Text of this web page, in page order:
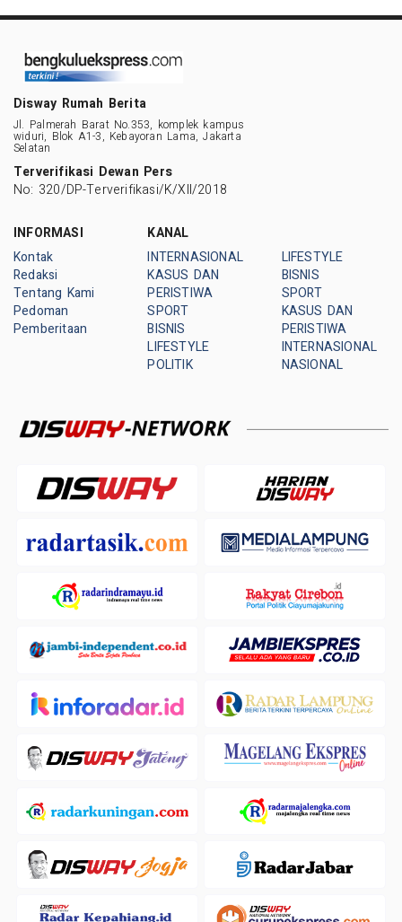
Disway Rumah Berita
Jl. Palmerah Barat No.353, komplek kampus
widuri, Blok A1-3, Kebayoran Lama, Jakarta
Selatan
Terverifikasi Dewan Pers
No: 320/DP-Terverifikasi/K/XII/2018
INFORMASI
Kontak
Redaksi
Tentang Kami
Pedoman
Pemberitaan
KANAL
INTERNASIONAL
KASUS DAN
PERISTIWA
SPORT
BISNIS
LIFESTYLE
POLITIK
LIFESTYLE
BISNIS
SPORT
KASUS DAN
PERISTIWA
INTERNASIONAL
NASIONAL